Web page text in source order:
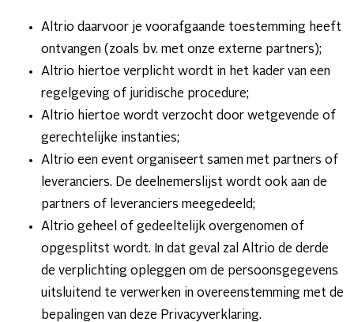
Altrio daarvoor je voorafgaande toestemming heeft
ontvangen (zoals bv. met onze externe partners);
Altrio hiertoe verplicht wordt in het kader van een
regelgeving of juridische procedure;
Altrio hiertoe wordt verzocht door wetgevende of
gerechtelijke instanties;
Altrio een event organiseert samen met partners of
leveranciers. De deelnemerslijst wordt ook aan de
partners of leveranciers meegedeeld;
Altrio geheel of gedeeltelijk overgenomen of
opgesplitst wordt. In dat geval zal Altrio de derde
de verplichting opleggen om de persoonsgegevens
uitsluitend te verwerken in overeenstemming met de
bepalingen van deze Privacyverklaring.